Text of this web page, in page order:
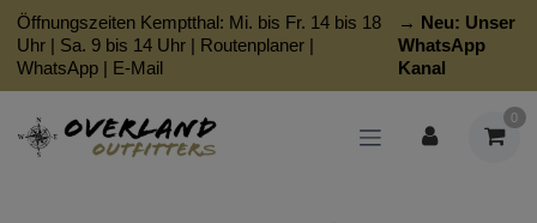
Öffnungszeiten Kemptthal: Mi. bis Fr. 14 bis 18
Uhr | Sa. 9 bis 14 Uhr | Routenplaner |
WhatsApp | E-Mail
→ Neu: Unser
WhatsApp
Kanal
0